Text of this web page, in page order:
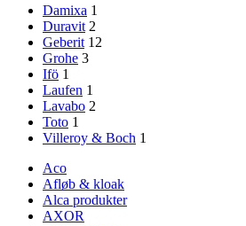
Damixa 1
Duravit 2
Geberit 12
Grohe 3
Ifö 1
Laufen 1
Lavabo 2
Toto 1
Villeroy & Boch 1
Aco
Afløb & kloak
Alca produkter
AXOR